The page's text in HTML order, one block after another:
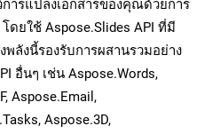
ารแปลงเอกสารของคุณด้วยการ
ดยใช้ Aspose.Slides API ที่มี
ลังนี้รองรับการผสานรวมอย่าง
อื่นๆ เช่น Aspose.Words,
Aspose.Email,
Aspose.3D,